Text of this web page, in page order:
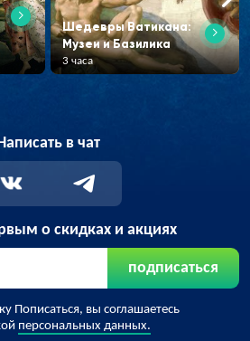
Шедевры Ватикана:
Музеи и Базилика
3 часа
Написать в чат
о скидках и акциях
подписаться
Пописаться, вы соглашаетесь
персональных данных.